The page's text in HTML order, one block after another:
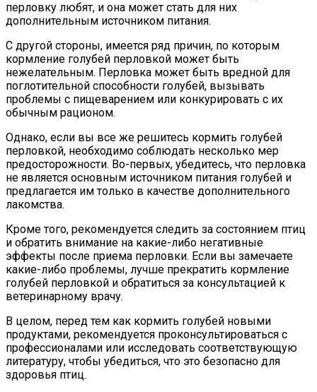
перловку любят, и она может стать для них
дополнительным источником питания.
С другой стороны, имеется ряд причин, по которым
кормление голубей перловкой может быть
нежелательным. Перловка может быть вредной для
поглотительной способности голубей, вызывать
проблемы с пищеварением или конкурировать с их
обычным рационом.
Однако, если вы все же решитесь кормить голубей
перловкой, необходимо соблюдать несколько мер
предосторожности. Во-первых, убедитесь, что перловка
не является основным источником питания голубей и
предлагается им только в качестве дополнительного
лакомства.
Кроме того, рекомендуется следить за состоянием птиц
и обратить внимание на какие-либо негативные
эффекты после приема перловки. Если вы замечаете
какие-либо проблемы, лучше прекратить кормление
голубей перловкой и обратиться за консультацией к
ветеринарному врачу.
В целом, перед тем как кормить голубей новыми
продуктами, рекомендуется проконсультироваться с
профессионалами или исследовать соответствующую
литературу, чтобы убедиться, что это безопасно для
здоровья птиц.